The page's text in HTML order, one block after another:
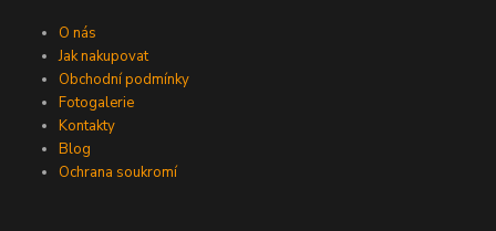
O nás
Jak nakupovat
Obchodní podmínky
Fotogalerie
Kontakty
Blog
Ochrana soukromí